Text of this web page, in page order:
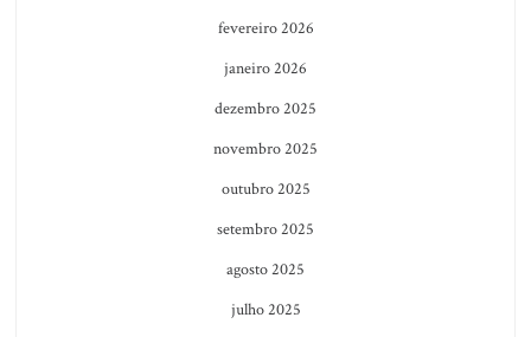
fevereiro 2026
janeiro 2026
dezembro 2025
novembro 2025
outubro 2025
setembro 2025
agosto 2025
julho 2025